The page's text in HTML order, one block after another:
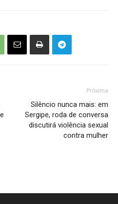
Próxima
Silêncio nunca mais: em
Sergipe, roda de conversa
discutirá violência sexual
contra mulher